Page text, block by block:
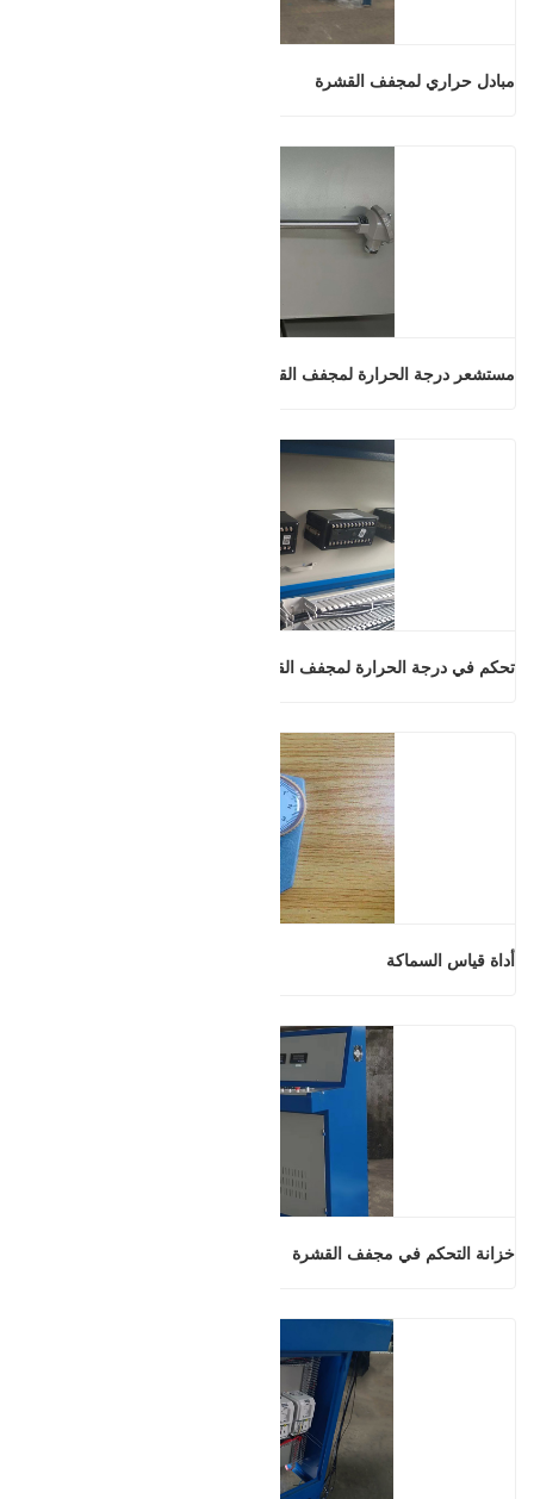
مبادل حراري لمجفف القشرة
مستشعر درجة الحرارة لمجفف القشرة
تحكم في درجة الحرارة لمجفف القشرة
أداة قياس السماكة
خزانة التحكم في مجفف القشرة